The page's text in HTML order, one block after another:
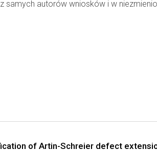
samych autorów wniosków i w
of Artin-Schreier defect